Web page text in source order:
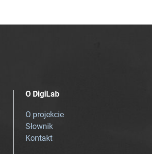
O DigiLab
O projekcie
Słownik
Kontakt